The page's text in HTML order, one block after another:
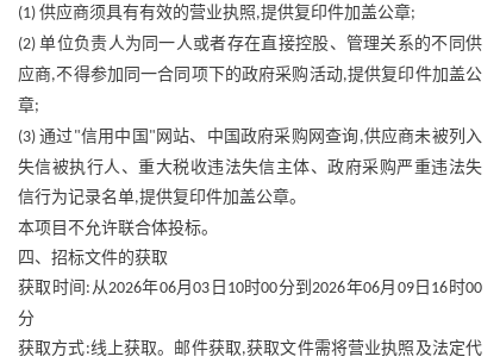
(1) 供应商须具有有效的营业执照,提供复印件加盖公章;
(2)单位负责人为同一人或者存在直接控股、管理关系的不同供
应商,不得参加同一合同项下的政府采购活动,提供复印件加盖公
章;
(3)通过 "信用中国 " 网站、中国政府采购网查询,供应商未被列入
失信被执行人、重大税收违法失信主体、政府采购严重违法失
信行为记录名单,提供复印件加盖公章。
本项目不允许联合体投标。
四、招标文件的获取
获取时间 : 从2026年06月03 日 10时00分到2026年06月 09日 16 时00
分
获取方式:线上获取。邮件获取,获取文件需将营业执照及法定代